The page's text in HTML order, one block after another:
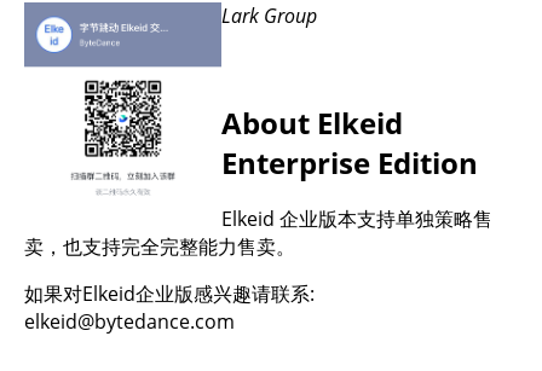
Lark Group
About Elkeid
Enterprise Edition
Elkeid 企业版本支持单独策略售
卖，也支持完全完整能力售卖。
如果对Elkeid企业版感兴趣请联系:
elkeid@bytedance.com